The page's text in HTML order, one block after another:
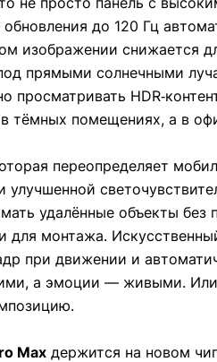
до 120 Гц
изображении снижается
прямыми солнечными
просматривать
тёмных помещениях, а в
переопределяет
удалённые объекты
монтажа.
при движении и
а эмоции — живыми. Или
Max держится на новом